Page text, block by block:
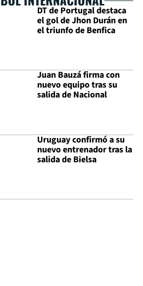
DT de Portugal destaca
el gol de Jhon Durán en
el triunfo de Benfica
Juan Bauzá firma con
nuevo equipo tras su
salida de Nacional
Uruguay confirmó a su
nuevo entrenador tras la
salida de Bielsa